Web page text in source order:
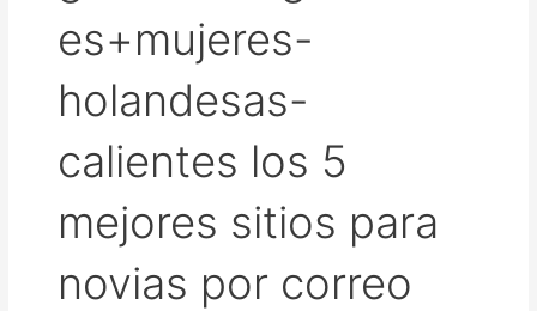
es+mujeres-
holandesas-
calientes los 5
mejores sitios para
novias por correo